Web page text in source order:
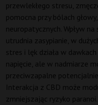
przewlekłego stresu,
pomocna przy bólach
neuropatycznych. Wpływ
utrudnia zasypianie, w
stres i lęk działa w
napięcie, ale w nadmiarze
przeciwzapalne
Interakcja z CBD może
zmniejszając ryzyko